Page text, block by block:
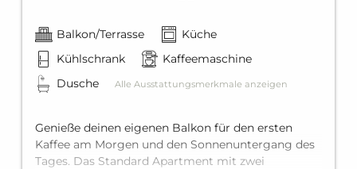
Balkon/Terrasse
Küche
Kühlschrank
Kaffeemaschine
Dusche
Alle Ausstattungsmerkmale anzeigen
Genieße deinen eigenen Balkon für den ersten
Kaffee am Morgen und den Sonnenuntergang des
Tages. Das Standard Apartment mit zwei